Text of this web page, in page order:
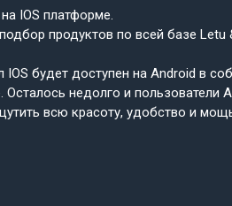
IOS платформе.
продуктов по всей базе Letu
будет доступен на Android в
недолго и пользователи
всю красоту, удобство и